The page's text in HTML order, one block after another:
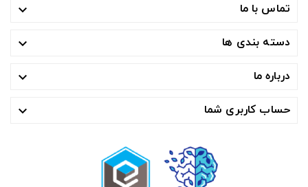
تماس با ما 
دسته بندی ها 
درباره ما 
حساب کاربری شما 